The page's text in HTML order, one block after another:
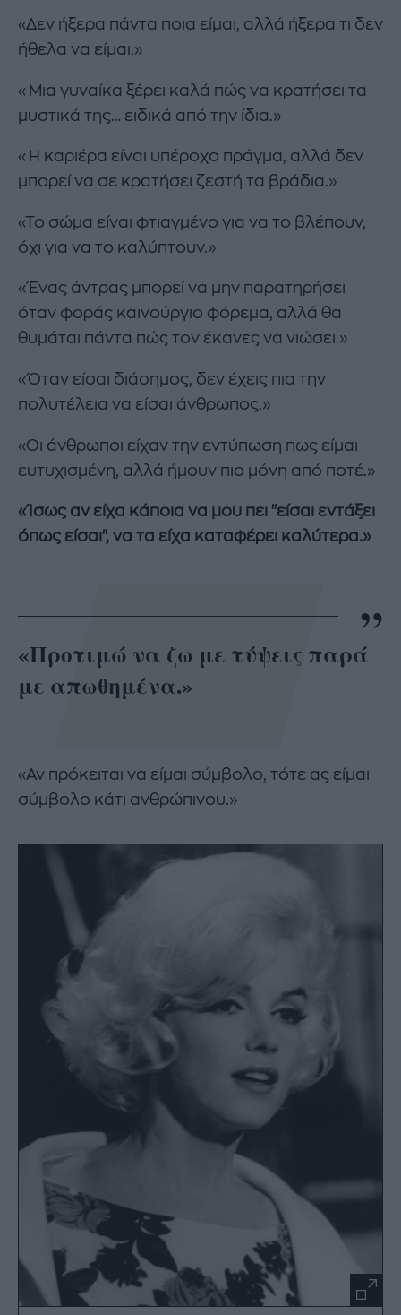
«Δεν ήξερα πάντα ποια είμαι, αλλά ήξερα τι δεν
ήθελα να είμαι.»
«Μια γυναίκα ξέρει καλά πώς να κρατήσει τα
μυστικά της… ειδικά από την ίδια.»
«Η καριέρα είναι υπέροχο πράγμα, αλλά δεν
μπορεί να σε κρατήσει ζεστή τα βράδια.»
«Το σώμα είναι φτιαγμένο για να το βλέπουν,
όχι για να το καλύπτουν.»
«Ένας άντρας μπορεί να μην παρατηρήσει
όταν φοράς καινούργιο φόρεμα, αλλά θα
θυμάται πάντα πώς τον έκανες να νιώσει.»
«Όταν είσαι διάσημος, δεν έχεις πια την
πολυτέλεια να είσαι άνθρωπος.»
«Οι άνθρωποι είχαν την εντύπωση πως είμαι
ευτυχισμένη, αλλά ήμουν πιο μόνη από ποτέ.»
«Ίσως αν είχα κάποια να μου πει "είσαι εντάξει
όπως είσαι", να τα είχα καταφέρει καλύτερα.»
«Προτιμώ να ζω με τύψεις παρά
με απωθημένα.»
«Αν πρόκειται να είμαι σύμβολο, τότε ας είμαι
σύμβολο κάτι ανθρώπινου.»